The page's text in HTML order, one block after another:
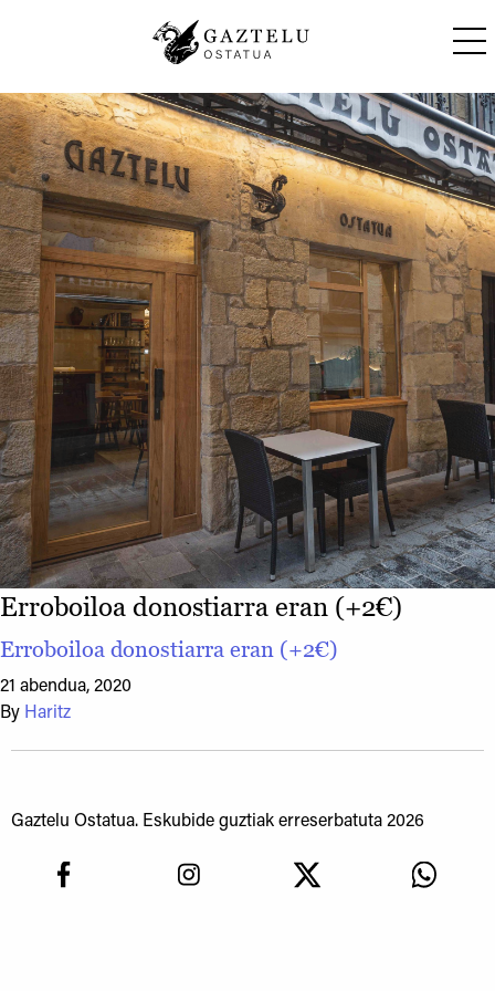
Erroboiloa donostiarra eran (+2€)
Erroboiloa donostiarra eran (+2€)
21 abendua, 2020
By Haritz
Gaztelu Ostatua. Eskubide guztiak erreserbatuta 2026